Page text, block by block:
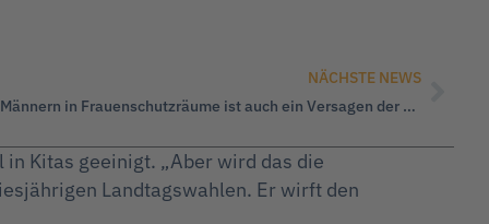
NÄCHSTE NEWS
Sylvia Pantel: „Das Eindringen von Männern in Frauenschutzräume ist auch ein Versagen der CDU“
Kitas geeinigt. „Aber wird das die
Landtagswahlen. Er wirft den